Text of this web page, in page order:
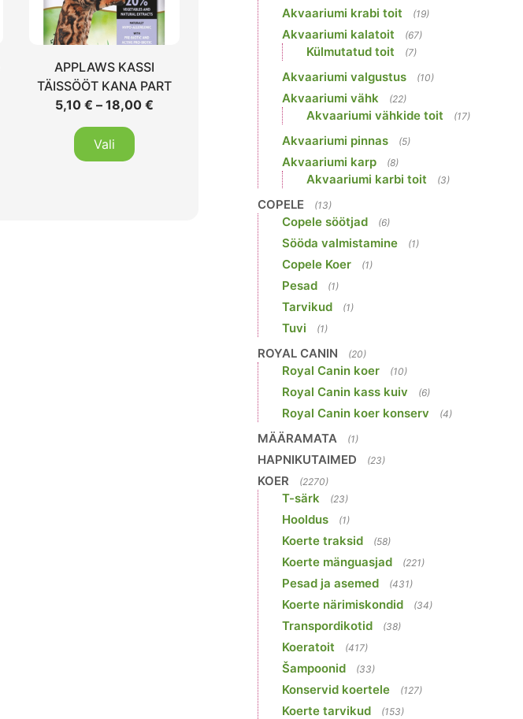
APPLAWS KASSI
TÄISSÖÖT KANA PART
5,10€ – 18,00€
Vali
Akvaariumi krabi toit (19)
Akvaariumi kalatoit (67)
Külmutatud toit (7)
Akvaariumi valgustus (10)
Akvaariumi vähk (22)
Akvaariumi vähkide toit (17)
Akvaariumi pinnas (5)
Akvaariumi karp (8)
Akvaariumi karbi toit (3)
COPELE (13)
Copele söötjad (6)
Sööda valmistamine (1)
Copele Koer (1)
Pesad (1)
Tarvikud (1)
Tuvi (1)
ROYAL CANIN (20)
Royal Canin koer (10)
Royal Canin kass kuiv (6)
Royal Canin koer konserv (4)
MÄÄRAMATA (1)
HAPNIKUTAIMED (23)
KOER (2270)
T-särk (23)
Hooldus (1)
Koerte traksid (58)
Koerte mänguasjad (221)
Pesad ja asemed (431)
Koerte närimiskondid (34)
Transpordikotid (38)
Koeratoit (417)
Šampoonid (33)
Konservid koertele (127)
Koerte tarvikud (153)